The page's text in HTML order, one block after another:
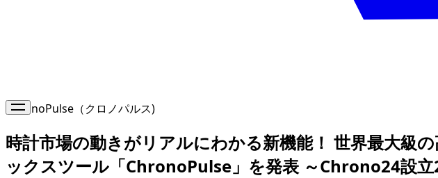
ChronoPulse（クロノパルス)
時計市場の動きがリアルにわかる新機能！ 世界最大級
ックスツール「ChronoPulse」を発表 ～Chrono24設